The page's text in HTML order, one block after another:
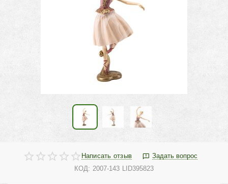
Написать отзыв
Задать вопрос
КОД: 2007-143 LID395823